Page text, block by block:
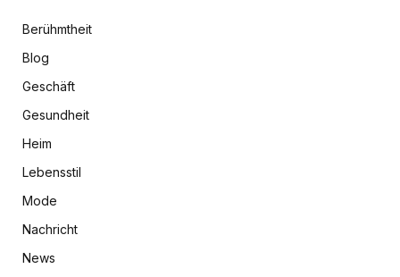
Berühmtheit
Blog
Geschäft
Gesundheit
Heim
Lebensstil
Mode
Nachricht
News